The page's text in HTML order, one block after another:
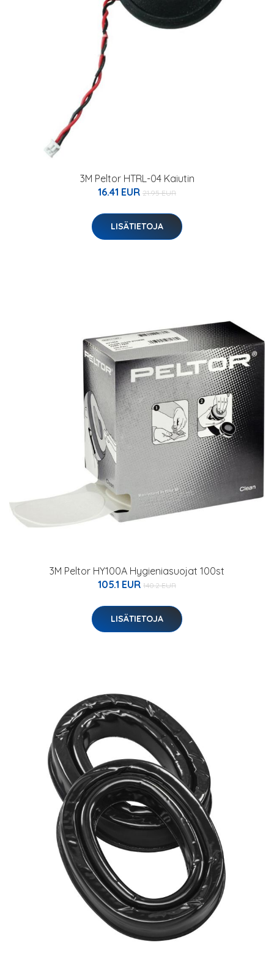
3M Peltor HTRL-04 Kaiutin
16.41 EUR 21.95 EUR
LISÄTIETOJA
3M Peltor HY100A Hygieniasuojat 100st
105.1 EUR 140.2 EUR
LISÄTIETOJA